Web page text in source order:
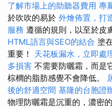
了解市場上的助聽器費用 專
於吹吹的易於 外燴佈置，打
服務 遵循的規則，以至於皮
HTML語言與SEO的結合 塗
重要！ 天花板漏水，立即處
多損害 不需要防曬霜，而是
棕櫚的脂肪感覺不會降低。
後的舒適空間 基隆的台胞證
物理防曬霜是沉重的，濃密